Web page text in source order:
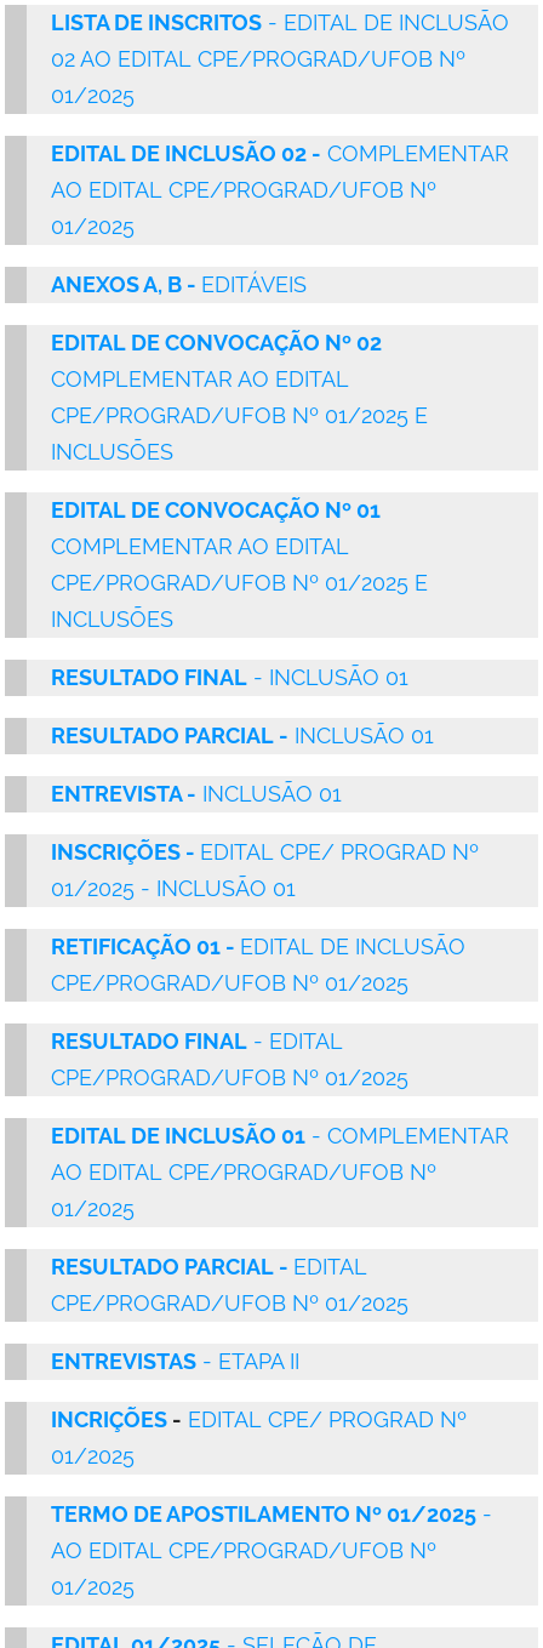
LISTA DE INSCRITOS - EDITAL DE INCLUSÃO
02 AO EDITAL CPE/PROGRAD/UFOB Nº
01/2025
EDITAL DE INCLUSÃO 02 - COMPLEMENTAR
AO EDITAL CPE/PROGRAD/UFOB Nº
01/2025
ANEXOS A, B - EDITÁVEIS
EDITAL DE CONVOCAÇÃO Nº 02
COMPLEMENTAR AO EDITAL
CPE/PROGRAD/UFOB Nº 01/2025 E
INCLUSÕES
EDITAL DE CONVOCAÇÃO Nº 01
COMPLEMENTAR AO EDITAL
CPE/PROGRAD/UFOB Nº 01/2025 E
INCLUSÕES
RESULTADO FINAL - INCLUSÃO 01
RESULTADO PARCIAL - INCLUSÃO 01
ENTREVISTA - INCLUSÃO 01
INSCRIÇÕES - EDITAL CPE/ PROGRAD Nº
01/2025 - INCLUSÃO 01
RETIFICAÇÃO 01 - EDITAL DE INCLUSÃO
CPE/PROGRAD/UFOB Nº 01/2025
RESULTADO FINAL - EDITAL
CPE/PROGRAD/UFOB Nº 01/2025
EDITAL DE INCLUSÃO 01 - COMPLEMENTAR
AO EDITAL CPE/PROGRAD/UFOB Nº
01/2025
RESULTADO PARCIAL - EDITAL
CPE/PROGRAD/UFOB Nº 01/2025
ENTREVISTAS - ETAPA II
INCRIÇÕES - EDITAL CPE/ PROGRAD Nº
01/2025
TERMO DE APOSTILAMENTO Nº 01/2025 -
AO EDITAL CPE/PROGRAD/UFOB Nº
01/2025